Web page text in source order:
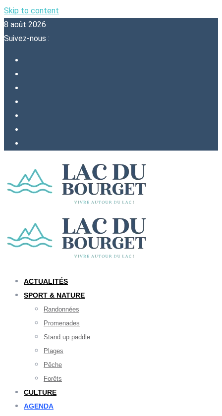
Skip to content
8 août 2026
Suivez-nous :
ACTUALITÉS
SPORT & NATURE
Randonnées
Promenades
Stand up paddle
Plages
Pêche
Forêts
CULTURE
AGENDA